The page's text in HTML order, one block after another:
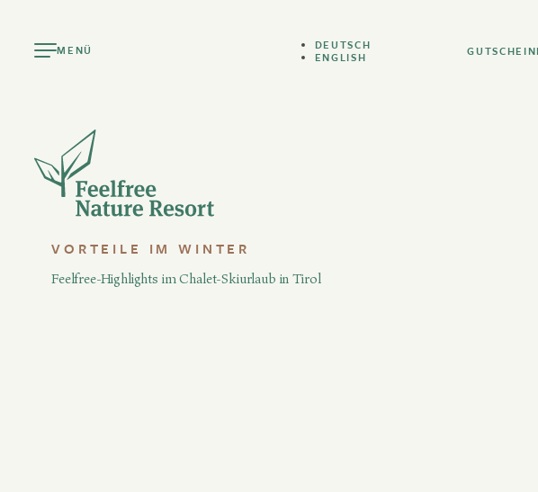
MENÜ
DEUTSCH
ENGLISH
VORTEILE IM WINTER
Feelfree-Highlights im Chalet-Skiurlaub in Tirol